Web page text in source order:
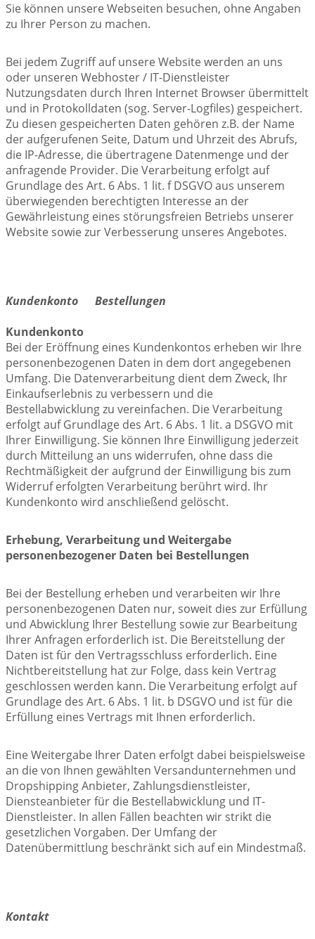
Sie können unsere Webseiten besuchen, ohne Angaben
zu Ihrer Person zu machen.
Bei jedem Zugriff auf unsere Website werden an uns
oder unseren Webhoster / IT-Dienstleister
Nutzungsdaten durch Ihren Internet Browser übermittelt
und in Protokolldaten (sog. Server-Logfiles) gespeichert.
Zu diesen gespeicherten Daten gehören z.B. der Name
der aufgerufenen Seite, Datum und Uhrzeit des Abrufs,
die IP-Adresse, die übertragene Datenmenge und der
anfragende Provider. Die Verarbeitung erfolgt auf
Grundlage des Art. 6 Abs. 1 lit. f DSGVO aus unserem
überwiegenden berechtigten Interesse an der
Gewährleistung eines störungsfreien Betriebs unserer
Website sowie zur Verbesserung unseres Angebotes.
Kundenkonto Bestellungen
Kundenkonto
Bei der Eröffnung eines Kundenkontos erheben wir Ihre
personenbezogenen Daten in dem dort angegebenen
Umfang. Die Datenverarbeitung dient dem Zweck, Ihr
Einkaufserlebnis zu verbessern und die
Bestellabwicklung zu vereinfachen. Die Verarbeitung
erfolgt auf Grundlage des Art. 6 Abs. 1 lit. a DSGVO mit
Ihrer Einwilligung. Sie können Ihre Einwilligung jederzeit
durch Mitteilung an uns widerrufen, ohne dass die
Rechtmäßigkeit der aufgrund der Einwilligung bis zum
Widerruf erfolgten Verarbeitung berührt wird. Ihr
Kundenkonto wird anschließend gelöscht.
Erhebung, Verarbeitung und Weitergabe
personenbezogener Daten bei Bestellungen
Bei der Bestellung erheben und verarbeiten wir Ihre
personenbezogenen Daten nur, soweit dies zur Erfüllung
und Abwicklung Ihrer Bestellung sowie zur Bearbeitung
Ihrer Anfragen erforderlich ist. Die Bereitstellung der
Daten ist für den Vertragsschluss erforderlich. Eine
Nichtbereitstellung hat zur Folge, dass kein Vertrag
geschlossen werden kann. Die Verarbeitung erfolgt auf
Grundlage des Art. 6 Abs. 1 lit. b DSGVO und ist für die
Erfüllung eines Vertrags mit Ihnen erforderlich.
Eine Weitergabe Ihrer Daten erfolgt dabei beispielsweise
an die von Ihnen gewählten Versandunternehmen und
Dropshipping Anbieter, Zahlungsdienstleister,
Diensteanbieter für die Bestellabwicklung und IT-
Dienstleister. In allen Fällen beachten wir strikt die
gesetzlichen Vorgaben. Der Umfang der
Datenübermittlung beschränkt sich auf ein Mindestmaß.
Kontakt